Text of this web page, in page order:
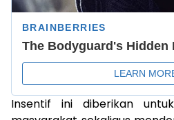
Insentif ini diberikan